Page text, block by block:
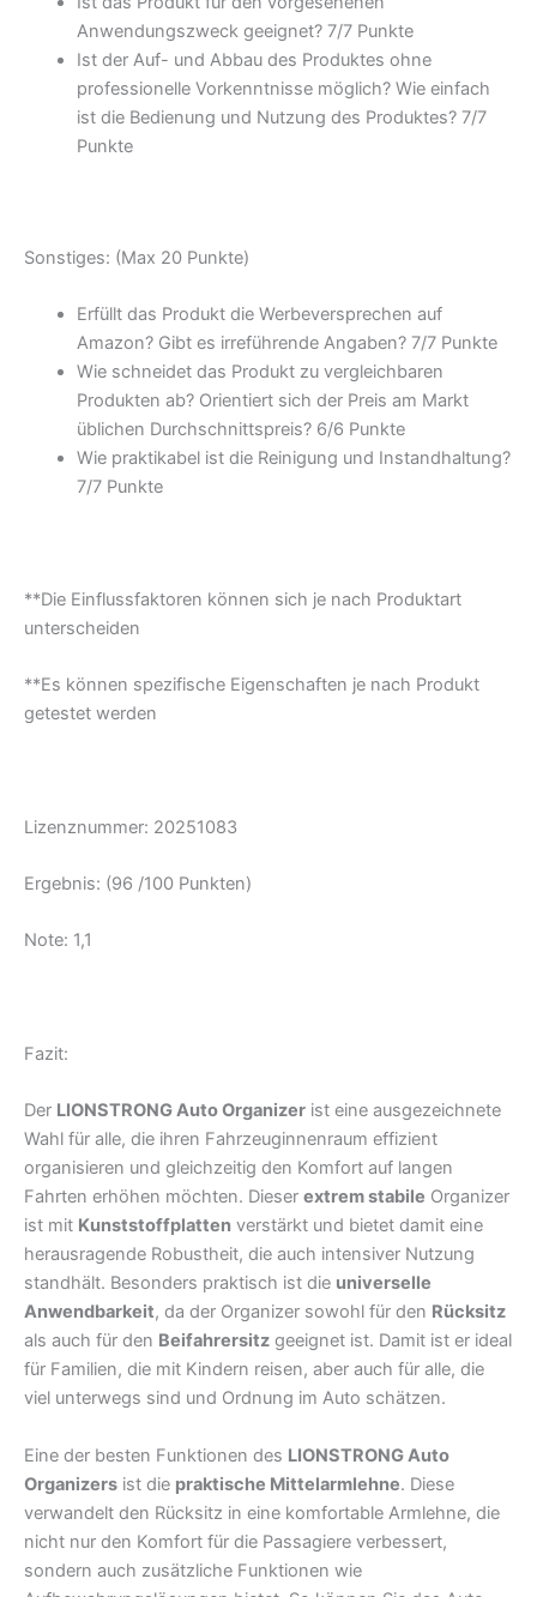
Anwendungszweck geeignet? 7/7 Punkte
Ist der Auf- und Abbau des Produktes ohne
professionelle Vorkenntnisse möglich? Wie einfach
ist die Bedienung und Nutzung des Produktes? 7/7
Punkte
Sonstiges: (Max 20 Punkte)
Erfüllt das Produkt die Werbeversprechen auf
Amazon? Gibt es irreführende Angaben? 7/7 Punkte
Wie schneidet das Produkt zu vergleichbaren
Produkten ab? Orientiert sich der Preis am Markt
üblichen Durchschnittspreis? 6/6 Punkte
Wie praktikabel ist die Reinigung und Instandhaltung?
7/7 Punkte
**Die Einflussfaktoren können sich je nach Produktart
unterscheiden
**Es können spezifische Eigenschaften je nach Produkt
getestet werden
Lizenznummer: 20251083
Ergebnis: (96 /100 Punkten)
Note: 1,1
Fazit:
Der LIONSTRONG Auto Organizer ist eine ausgezeichnete
Wahl für alle, die ihren Fahrzeuginnenraum effizient
organisieren und gleichzeitig den Komfort auf langen
Fahrten erhöhen möchten. Dieser extrem stabile Organizer
ist mit Kunststoffplatten verstärkt und bietet damit eine
herausragende Robustheit, die auch intensiver Nutzung
standhält. Besonders praktisch ist die universelle
Anwendbarkeit, da der Organizer sowohl für den Rücksitz
als auch für den Beifahrersitz geeignet ist. Damit ist er ideal
für Familien, die mit Kindern reisen, aber auch für alle, die
viel unterwegs sind und Ordnung im Auto schätzen.
Eine der besten Funktionen des LIONSTRONG Auto
Organizers ist die praktische Mittelarmlehne. Diese
verwandelt den Rücksitz in eine komfortable Armlehne, die
nicht nur den Komfort für die Passagiere verbessert,
sondern auch zusätzliche Funktionen wie